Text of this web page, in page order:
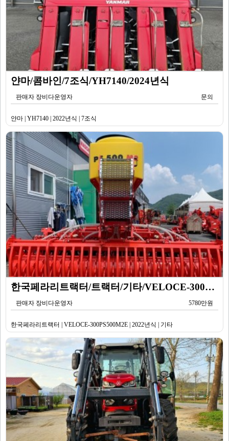
얀마/콤바인/7조식/YH7140/2024년식
판매자 장비다운영자 문의
얀마 | YH7140 | 2022년식 | 7조식
한국페라리트랙터/트랙터/기타/VELOCE-300PS500M2E/2022년식
판매자 장비다운영자 5780만원
한국페라리트랙터 | VELOCE-300PS500M2E | 2022년식 | 기타